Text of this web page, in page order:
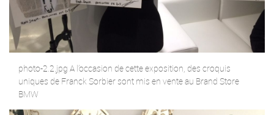
photo-2.2.jpg A l’occasion de cette exposition, des croquis
uniques de Franck Sorbier sont mis en vente au Brand Store
BMW